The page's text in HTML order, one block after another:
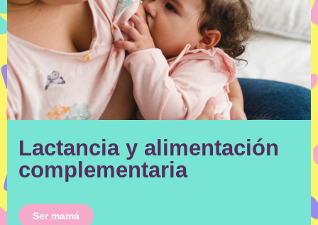
Lactancia y alimentación
complementaria
Ser mamá